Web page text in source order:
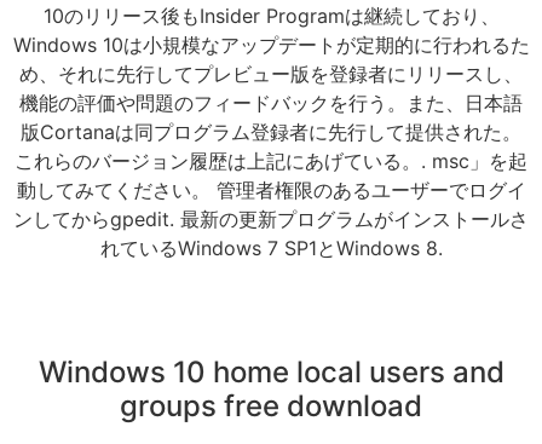
10のリリース後もInsider Programは継続しており、
Windows 10は小規模なアップデートが定期的に行われるた
め、それに先行してプレビュー版を登録者にリリースし、
機能の評価や問題のフィードバックを行う。また、日本語
版Cortanaは同プログラム登録者に先行して提供された。
これらのバージョン履歴は上記にあげている。. msc」を起
動してみてください。 管理者権限のあるユーザーでログイ
ンしてからgpedit. 最新の更新プログラムがインストールさ
れているWindows 7 SP1とWindows 8.
Windows 10 home local users and
groups free download